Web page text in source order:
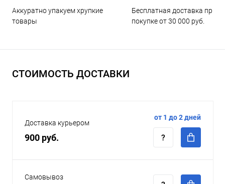
Аккуратно упакуем хрупкие
товары
Бесплатная доставка при
покупке от 30 000 руб.
СТОИМОСТЬ ДОСТАВКИ
Доставка курьером
900 руб.
от 1 до 2 дней
Самовывоз